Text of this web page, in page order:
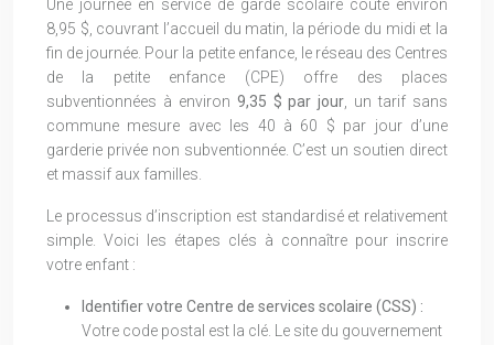
Une journée en service de garde scolaire coûte environ
8,95 $, couvrant l’accueil du matin, la période du midi et la
fin de journée. Pour la petite enfance, le réseau des Centres
de la petite enfance (CPE) offre des places
subventionnées à environ 9,35 $ par jour , un tarif sans
commune mesure avec les 40 à 60 $ par jour d’une
garderie privée non subventionnée. C’est un soutien direct
et massif aux familles.
Le processus d’inscription est standardisé et relativement
simple. Voici les étapes clés à connaître pour inscrire
votre enfant :
Identifier votre Centre de services scolaire (CSS) :
Votre code postal est la clé. Le site du gouvernement